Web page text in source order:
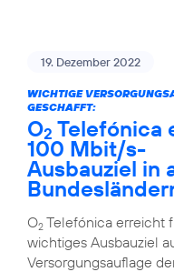
19. Dezember 2022
WICHTIGE
GESCHAFFT:
O2 Telefónica
100 Mbit/s-
Ausbauziel in
O2Telefónica erreicht
wichtiges Ausbauziel
Versorgungsauflage